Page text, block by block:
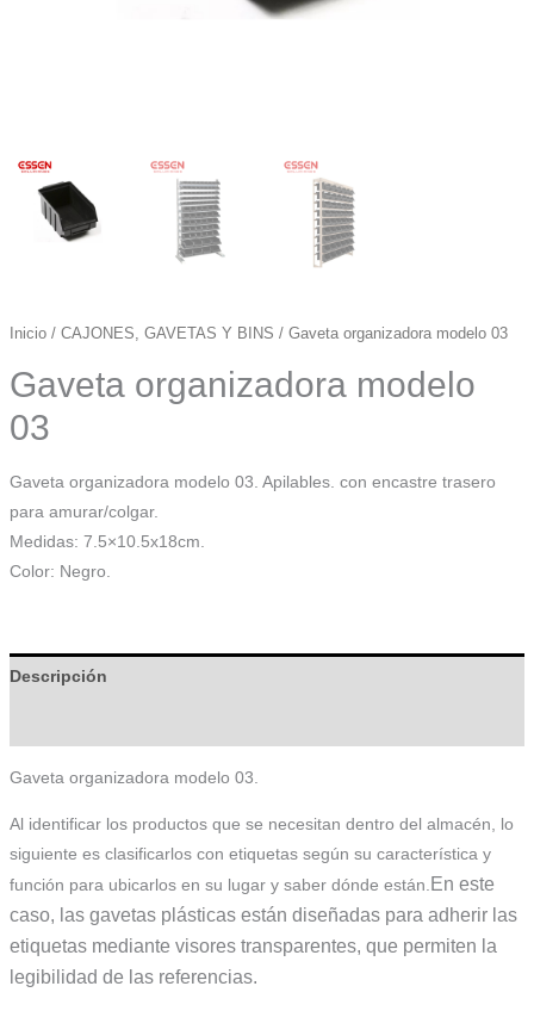
Inicio/ CAJONES, GAVETAS Y BINS / Gaveta organizadora modelo 03
Gaveta organizadora modelo
03
Gaveta organizadora modelo 03. Apilables. con encastre trasero
para amurar/colgar.
Medidas: 7.5×10.5x18cm.
Color: Negro.
Descripción
Gaveta organizadora modelo 03.
Al identificar los productos que se necesitan dentro del almacén, lo
siguiente es clasificarlos con etiquetas según su característica y
función para ubicarlos en su lugar y saber dónde están. En este
caso, las gavetas plásticas están diseñadas para adherir las
etiquetas mediante visores transparentes, que permiten la
legibilidad de las referencias.